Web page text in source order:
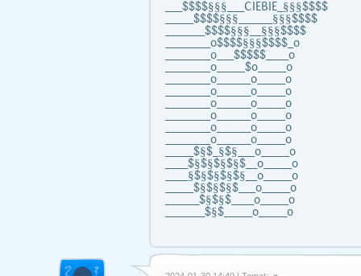
___$$$$§§§___CIEBIE_§§§$$$$
_____$$$$§§§______§§§$$$$
_______$$$$§§§__§§§$$$$
________o$$$$§§§$$$$_o
________o___$$$$$____o
________o_____$o_____o
________o______o_____o
________o______o_____o
________o______o_____o
________o______o_____o
________o______o_____o
________o______o_____o
_____$§$_§$§___o_____o
____$§$§$§$§$__o_____o
____§$§$§$§$§__o_____o
_____$§$§$§$___o_____o
______$§$§$____o_____o
_______$§$_____o_____o